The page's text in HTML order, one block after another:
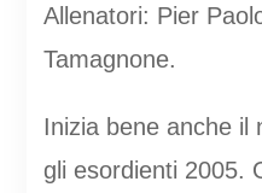
Allenatori: Pier
Tamagnone.
Inizia bene anche il
gli esordienti 2005.